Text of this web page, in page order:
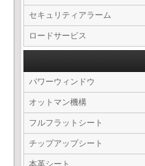
セキュリティアラーム
ロードサービス
パワーウィンドウ
オットマン機構
フルフラットシート
チップアップシート
本革シート